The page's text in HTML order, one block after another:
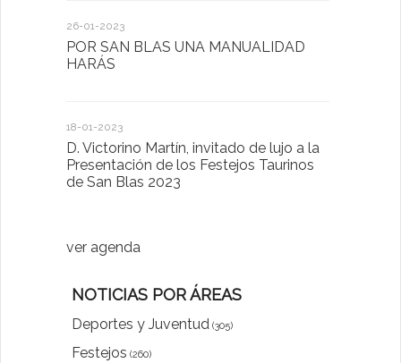
26-01-2023
POR SAN BLAS UNA MANUALIDAD
HARÁS
18-01-2023
D. Victorino Martín, invitado de lujo a la
Presentación de los Festejos Taurinos
de San Blas 2023
ver agenda
NOTICIAS POR ÁREAS
Deportes y Juventud (305)
Festejos (260)